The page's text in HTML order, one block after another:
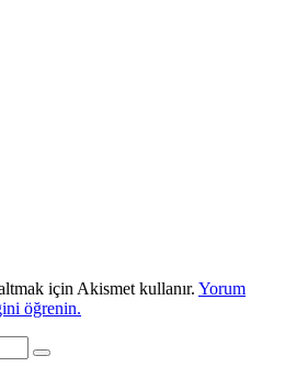
için Akismet kullanır. Yorum
öğrenin.